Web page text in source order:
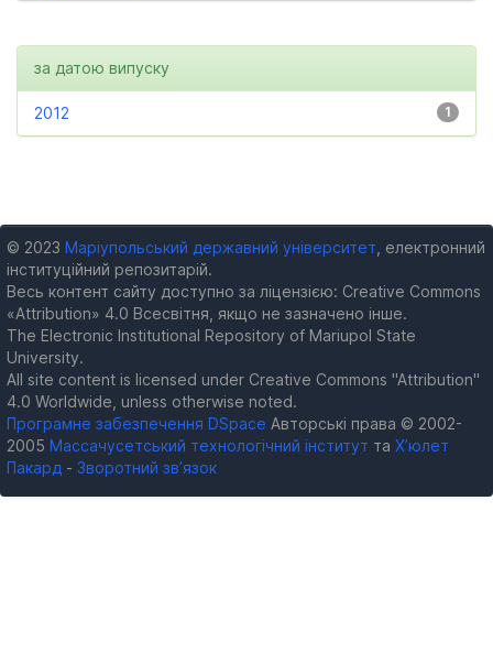
за датою випуску
1
2012
© 2023 Маріупольський державний університет , електронний
інституційний репозитарій.
Весь контент сайту доступно за ліцензією: Creative Commons
«Attribution» 4.0 Всесвітня, якщо не зазначено інше.
The Electronic Institutional Repository of Mariupol State
University.
All site content is licensed under Creative Commons "Attribution"
4.0 Worldwide, unless otherwise noted.
Програмне забезпечення DSpace Авторські права © 2002-
2005 Массачусетський технологічний інститут та Х’юлет
Пакард - Зворотний зв’язок